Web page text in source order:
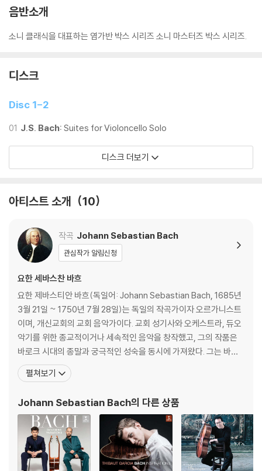
음반소개
소니 클래식을 대표하는 염가반 박스 시리즈 소니 마스터즈 박스 시리즈.
디스크
Disc 1-2
01 J.S. Bach: Suites for Violoncello Solo
디스크 더보기
아티스트 소개 10
작곡 Johann Sebastian Bach
관심작가 알림신청
요한 세바스찬 바흐
요한 제바스티안 바흐(독일어: Johann Sebastian Bach, 1685년
3월 21일 ~ 1750년 7월 28일)는 독일의 작곡가이자 오르가니스트
이며, 개신교회의 교회 음악가이다. 교회 성기사와 오케스트라, 듀오
악기를 위한 종교적이거나 세속적인 음악을 창작했고, 그의 작품은
바로크 시대의 종말과 궁극적인 성숙을 동시에 가져왔다. 그는 바로
크 시대의 최후에 위치하는 대가로서, 일반적인 작품은 독일음악의
전통에 깊이 뿌리박고 있을 뿐 아니라, 그 위에 이탈리아나 프랑스의
였다. 종교적 작품은 기존 구교 음
펼쳐보기
Johann Sebastian Bach의 다른 상품